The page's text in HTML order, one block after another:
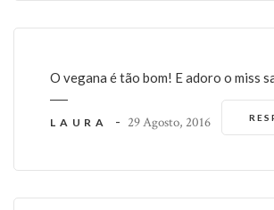
O vegana é tão bom! E adoro o miss
LAURA - 29 Agosto, 2016